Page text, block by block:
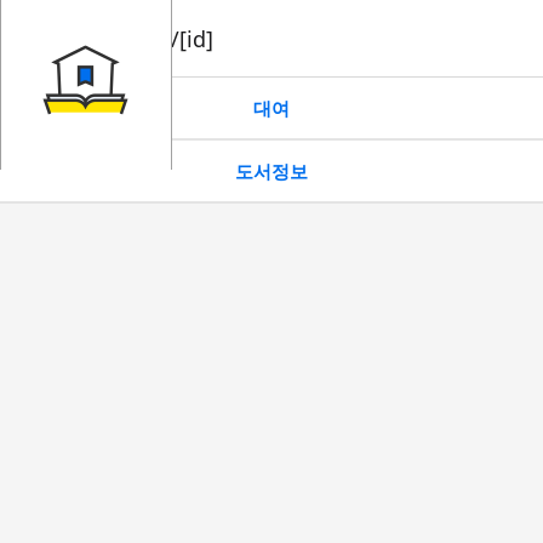
book/rent/[id]
대여
도서정보